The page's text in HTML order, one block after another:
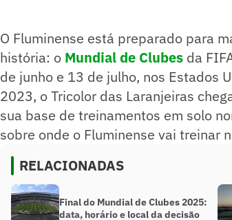
Estreia será contra o Borussia Dortmund no dia
Objetivo é otimizar logística e preparar o elenco
Resumo supervisionado pelo jornalista!
O Fluminense está preparado para
história: o Mundial de Clubes da
de junho e 13 de julho, nos Estados
2023, o Tricolor das Laranjeiras
sua base de treinamentos em solo
sobre onde o Fluminense vai treinar
RELACIONADAS
Final do Mundial de Clubes 2025:
data, horário e local da decisão